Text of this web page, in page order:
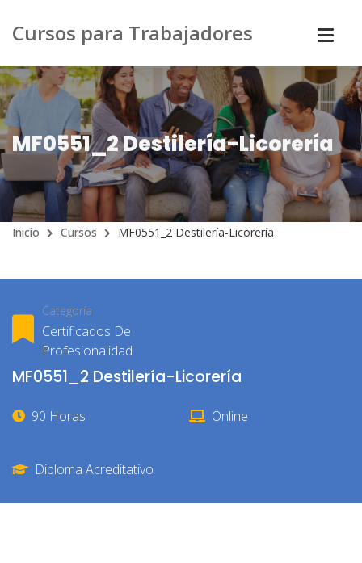
Cursos para Trabajadores
MF0551_2 Destilería-Licorería
Inicio Cursos MF0551_2 Destilería-Licorería
Categoría
Certificados De
Profesionalidad
MF0551_2 Destilería-Licorería
90 Horas Online
Diploma Acreditativo